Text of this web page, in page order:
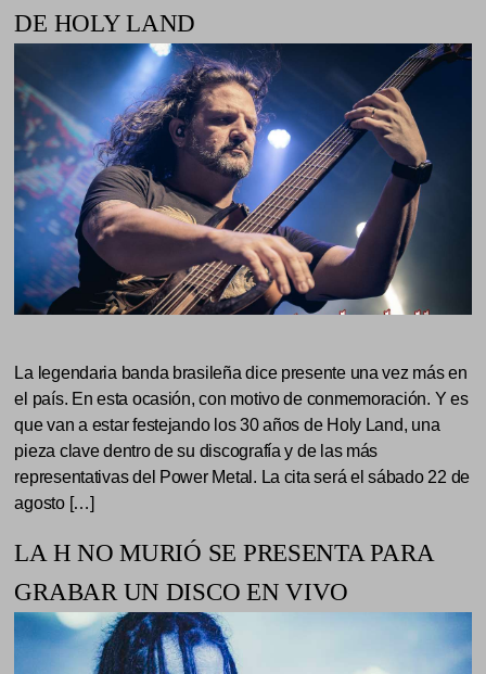
DE HOLY LAND
La legendaria banda brasileña dice presente una vez más en
el país. En esta ocasión, con motivo de conmemoración. Y es
que van a estar festejando los 30 años de Holy Land, una
pieza clave dentro de su discografía y de las más
representativas del Power Metal. La cita será el sábado 22 de
agosto […]
LA H NO MURIÓ SE PRESENTA PARA
GRABAR UN DISCO EN VIVO